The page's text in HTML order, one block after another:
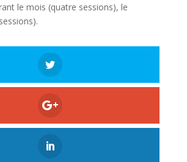
le mois (quatre sessions), le